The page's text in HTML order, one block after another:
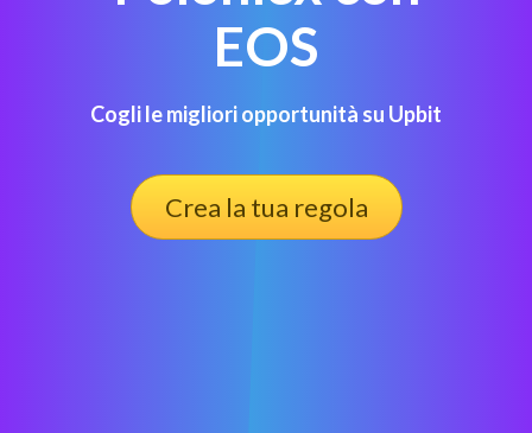
EOS
Cogli le migliori opportunità su Upbit
Crea la tua regola